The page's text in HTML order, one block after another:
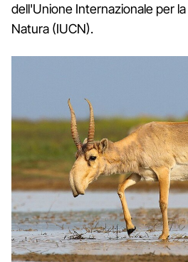
dell'Unione Internazionale per
Natura (IUCN).